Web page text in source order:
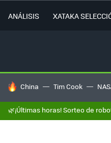
ANÁLISIS XATAKA
HOY SE HABLA DE
China Tim Cook
🌿¡Últimas horas! Sorteo de